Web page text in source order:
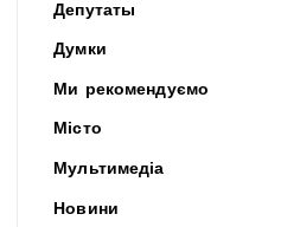
Депутаты
Думки
Ми рекомендуємо
Місто
Мультимедіа
Новини